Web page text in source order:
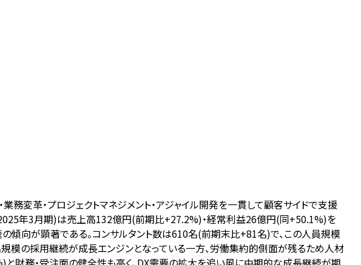
変革・プロジェクトマネジメント・アジャイル開発を一貫して顧客サイドで支援
年3月期)は売上高132億円(前期比+27.2%)・経常利益26億円(同+50.1%)を
傾向が顕著である。コンサルタント数は610名(前期末比+81名)で、この人員規模
模の採用継続が成長エンジンとなっている一方、労働集約的側面が残るため人材